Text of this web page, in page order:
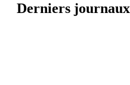
Derniers journaux